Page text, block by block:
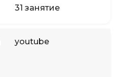
31 занятие
youtube